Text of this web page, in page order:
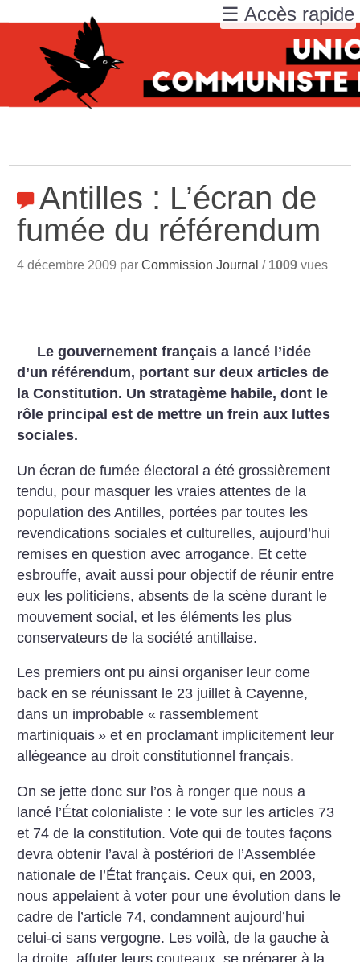
Antilles : L’écran de
fumée du référendum
4 décembre 2009 parCommission Journal / 1009 vues
Le gouvernement français a lancé l’idée
d’un référendum, portant sur deux articles de
la Constitution. Un stratagème habile, dont le
rôle principal est de mettre un frein aux luttes
sociales.
Un écran de fumée électoral a été grossièrement
tendu, pour masquer les vraies attentes de la
population des Antilles, portées par toutes les
revendications sociales et culturelles, aujourd’hui
remises en question avec arrogance. Et cette
esbrouffe, avait aussi pour objectif de réunir entre
eux les politiciens, absents de la scène durant le
mouvement social, et les éléments les plus
conservateurs de la société antillaise.
Les premiers ont pu ainsi organiser leur come
back en se réunissant le 23 juillet à Cayenne,
dans un improbable « rassemblement
martiniquais » et en proclamant implicitement leur
allégeance au droit constitutionnel français.
On se jette donc sur l’os à ronger que nous a
lancé l’État colonialiste : le vote sur les articles 73
et 74 de la constitution. Vote qui de toutes façons
devra obtenir l’aval à postériori de l’Assemblée
nationale de l’État français. Ceux qui, en 2003,
nous appelaient à voter pour une évolution dans le
cadre de l’article 74, condamnent aujourd’hui
celui-ci sans vergogne. Les voilà, de la gauche à
la droite, affuter leurs couteaux, se préparer à la
☰ Accès rapide